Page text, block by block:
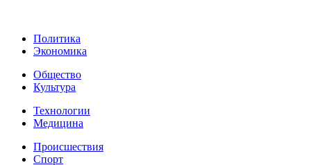
Политика
Экономика
Общество
Культура
Технологии
Медицина
Происшествия
Спорт